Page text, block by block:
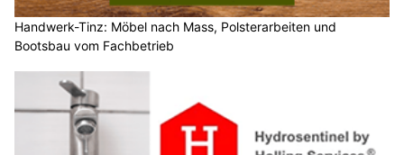
Handwerk-Tinz: Möbel nach Mass, Polsterarbeiten und
Bootsbau vom Fachbetrieb